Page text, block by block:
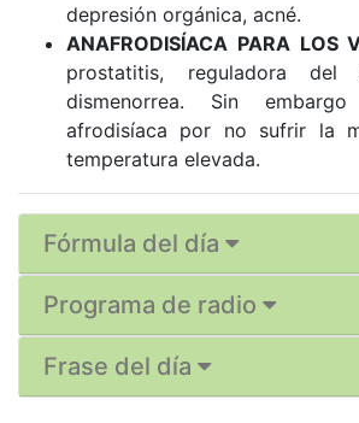
depresión orgánica, acné.
ANAFRODISÍACA PARA LOS
prostatitis, reguladora del
dismenorrea. Sin
afrodisíaca por no sufrir la
temperatura elevada.
Fórmula del día
Programa de radio
Frase del día